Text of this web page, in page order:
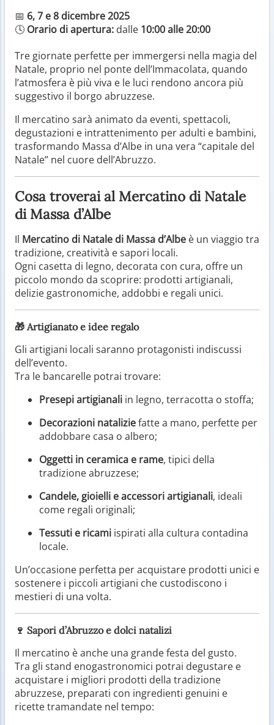
📅 6, 7 e 8 dicembre 2025
🕓 Orario di apertura: dalle 10:00 alle 20:00
Tre giornate perfette per immergersi nella magia del
Natale, proprio nel ponte dell’Immacolata, quando
l’atmosfera è più viva e le luci rendono ancora più
suggestivo il borgo abruzzese.
Il mercatino sarà animato da eventi, spettacoli,
degustazioni e intrattenimento per adulti e bambini,
trasformando Massa d’Albe in una vera “capitale del
Natale” nel cuore dell’Abruzzo.
Cosa troverai al Mercatino di Natale
di Massa d’Albe
Il Mercatino di Natale di Massa d’Albe è un viaggio tra
tradizione, creatività e sapori locali.
Ogni casetta di legno, decorata con cura, offre un
piccolo mondo da scoprire: prodotti artigianali,
delizie gastronomiche, addobbi e regali unici.
🎁 Artigianato e idee regalo
Gli artigiani locali saranno protagonisti indiscussi
dell’evento.
Tra le bancarelle potrai trovare:
Presepi artigianali in legno, terracotta o stoffa;
Decorazioni nataliziefatte a mano, perfette per
addobbare casa o albero;
Oggetti in ceramica e rame, tipici della
tradizione abruzzese;
Candele, gioielli e accessori artigianali, ideali
come regali originali;
Tessuti e ricami ispirati alla cultura contadina
locale.
Un’occasione perfetta per acquistare prodotti unici e
sostenere i piccoli artigiani che custodiscono i
mestieri di una volta.
🍷 Sapori d’Abruzzo e dolci natalizi
Il mercatino è anche una grande festa del gusto.
Tra gli stand enogastronomici potrai degustare e
acquistare i migliori prodotti della tradizione
abruzzese, preparati con ingredienti genuini e
ricette tramandate nel tempo: